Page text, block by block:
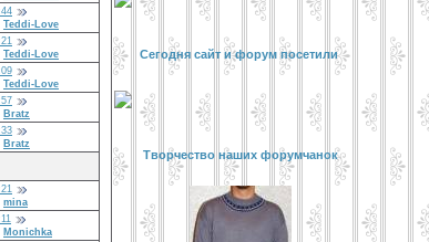
Teddi-Love
Teddi-Love
Teddi-Love
Bratz
Bratz
mina
Monichka
Сегодня сайт и форум посетили
Творчество наших форумчанок